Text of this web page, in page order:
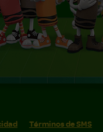
Términos de SMS